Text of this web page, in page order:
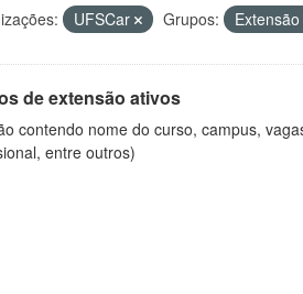
UFSCar Grupos: Extensão
de extensão ativos
contendo nome do curso, campus,
entre outros)